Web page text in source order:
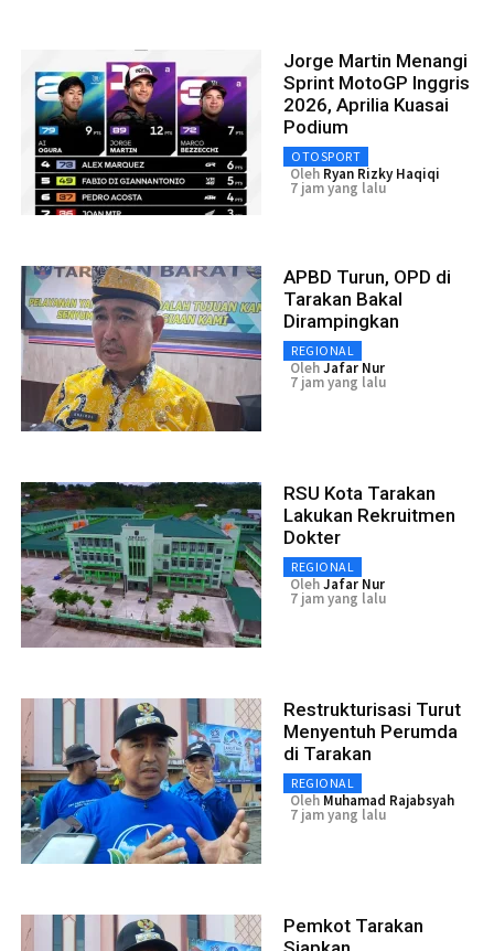
Jorge Martin Menangi
Sprint MotoGP Inggris
2026, Aprilia Kuasai
Podium
OTOSPORT
Oleh Ryan Rizky Haqiqi
7 jam yang lalu
APBD Turun, OPD di
Tarakan Bakal
Dirampingkan
REGIONAL
OlehJafar Nur
7 jam yang lalu
RSU Kota Tarakan
Lakukan Rekruitmen
Dokter
REGIONAL
OlehJafar Nur
7 jam yang lalu
Restrukturisasi Turut
Menyentuh Perumda
di Tarakan
REGIONAL
Oleh Muhamad Rajabsyah
7 jam yang lalu
Pemkot Tarakan